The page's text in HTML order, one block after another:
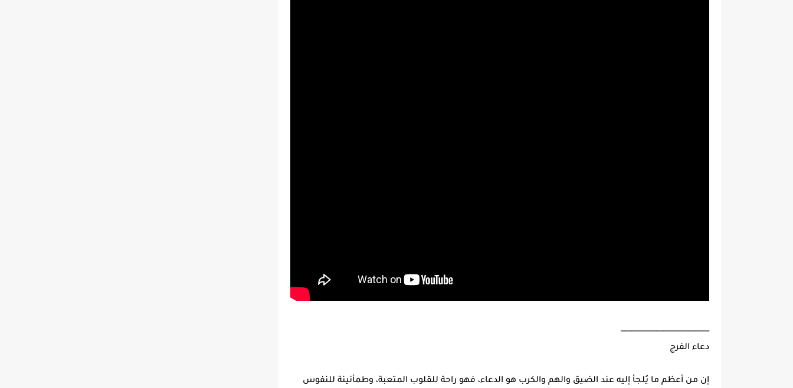
_________________________
دعاء الفرج
إن من أعظم ما يُلجأ إليه عند الضيق والهم والكرب هو الدعاء، فهو راحة للقلوب المتعبة، وطمأنينة للنفوس